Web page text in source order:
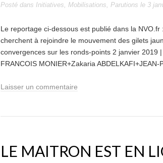
Posté dans Initiatives, Mobilisations, Parutions le 3
Le reportage ci-dessous est publié dans la
cherchent à rejoindre le mouvement des gilets
convergences sur les ronds-points 2 janvier 2019
FRANCOIS MONIER+Zakaria
Laisser un commentaire
LE MAITRON EST EN